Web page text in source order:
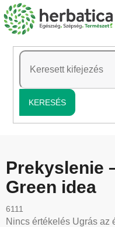
Ugrás
a
tartalomhoz
KERESÉS
Prekyslenie
Green idea
6111
A
Nincs értékelés Ugrás az